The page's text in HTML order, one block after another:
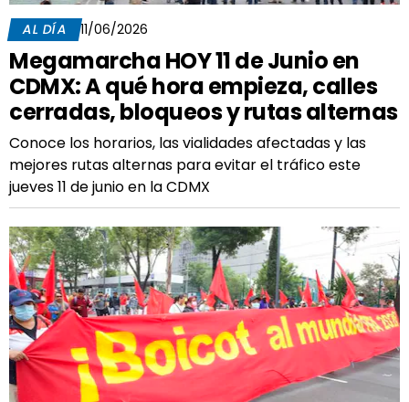
AL DÍA 11/06/2026
Megamarcha HOY 11 de Junio en
CDMX: A qué hora empieza, calles
cerradas, bloqueos y rutas alternas
Conoce los horarios, las vialidades afectadas y las
mejores rutas alternas para evitar el tráfico este
jueves 11 de junio en la CDMX